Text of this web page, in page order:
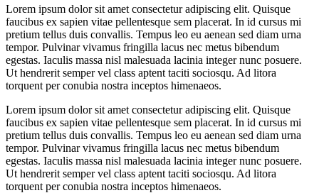
Lorem ipsum dolor sit amet consectetur adipiscing elit. Quisque
faucibus ex sapien vitae pellentesque sem placerat. In id cursus mi
pretium tellus duis convallis. Tempus leo eu aenean sed diam urna
tempor. Pulvinar vivamus fringilla lacus nec metus bibendum
egestas. Iaculis massa nisl malesuada lacinia integer nunc posuere.
Ut hendrerit semper vel class aptent taciti sociosqu. Ad litora
torquent per conubia nostra inceptos himenaeos.
Lorem ipsum dolor sit amet consectetur adipiscing elit. Quisque
faucibus ex sapien vitae pellentesque sem placerat. In id cursus mi
pretium tellus duis convallis. Tempus leo eu aenean sed diam urna
tempor. Pulvinar vivamus fringilla lacus nec metus bibendum
egestas. Iaculis massa nisl malesuada lacinia integer nunc posuere.
Ut hendrerit semper vel class aptent taciti sociosqu. Ad litora
torquent per conubia nostra inceptos himenaeos.